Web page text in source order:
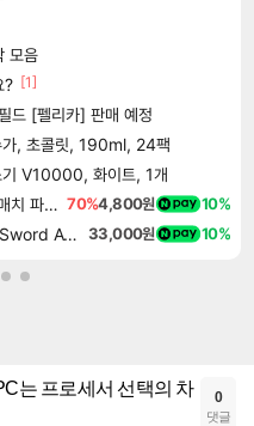
모음
? [1]
드 [펠리카] 판매 예정
가, 초콜릿, 190ml, 24팩
기 V10000, 화이트, 1개
더 킹 오브 파이터즈 98 얼티밋 매치 파이널 에디션 THE KING OF FIGHTERS 98 ULTIMATE MATCH FINAL EDITION 70%4,800원 10%
드래곤소드 어웨이크닝 DragonSword Awakening 33,000원 10%
는 프로세서 선택의 차
0
댓글